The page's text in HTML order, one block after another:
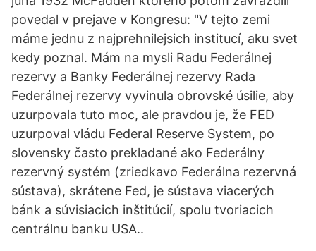
povedal v prejave v Kongresu: "V tejto zemi
máme jednu z najprehnilejsich institucí, aku svet
kedy poznal. Mám na mysli Radu Federálnej
rezervy a Banky Federálnej rezervy Rada
Federálnej rezervy vyvinula obrovské úsilie, aby
uzurpovala tuto moc, ale pravdou je, že FED
uzurpoval vládu Federal Reserve System, po
slovensky často prekladané ako Federálny
rezervný systém (zriedkavo Federálna rezervná
sústava), skrátene Fed, je sústava viacerých
bánk a súvisiacich inštitúcií, spolu tvoriacich
centrálnu banku USA..